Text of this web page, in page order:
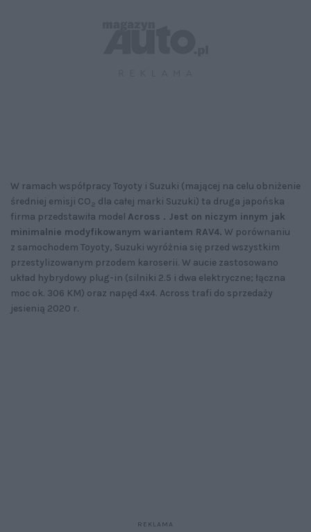
W ramach współpracy Toyoty i Suzuki (mającej na celu obniżenie
średniej emisji CO2 dla całej marki Suzuki) ta druga japońska
firma przedstawiła model Across . Jest on niczym innym jak
minimalnie modyfikowanym wariantem RAV4. W porównaniu
z samochodem Toyoty, Suzuki wyróżnia się przed wszystkim
przestylizowanym przodem karoserii. W aucie zastosowano
układ hybrydowy plug-in (silniki 2.5 i dwa elektryczne; łączna
moc ok. 306 KM) oraz napęd 4x4. Across trafi do sprzedaży
jesienią 2020 r.